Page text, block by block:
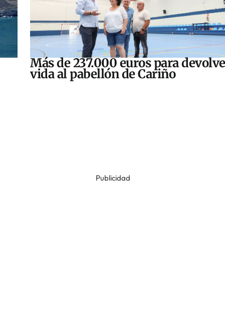
Más de 237.000 euros para
vida al pabellón de Cariño
Publicidad